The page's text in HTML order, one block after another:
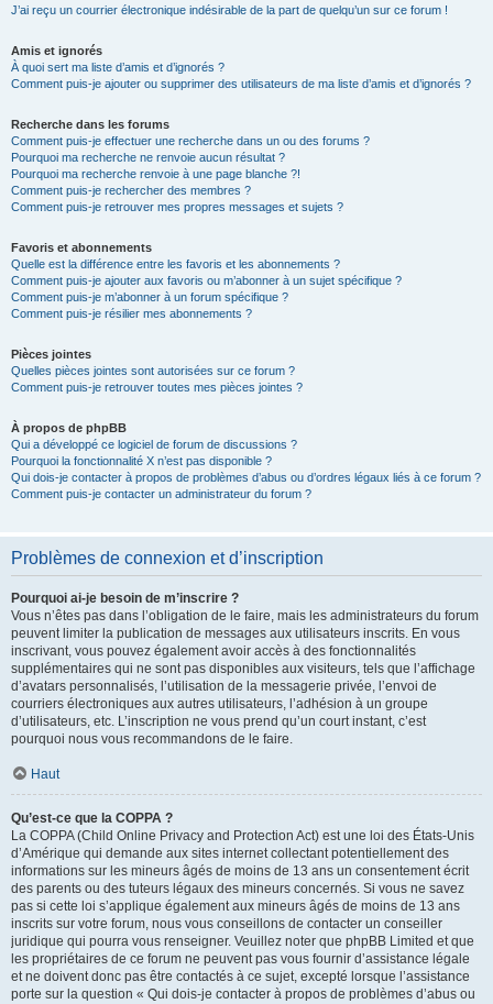
J’ai reçu un courrier électronique indésirable de la part de quelqu’un sur ce forum !
Amis et ignorés
À quoi sert ma liste d’amis et d’ignorés ?
Comment puis-je ajouter ou supprimer des utilisateurs de ma liste d’amis et d’ignorés ?
Recherche dans les forums
Comment puis-je effectuer une recherche dans un ou des forums ?
Pourquoi ma recherche ne renvoie aucun résultat ?
Pourquoi ma recherche renvoie à une page blanche ?!
Comment puis-je rechercher des membres ?
Comment puis-je retrouver mes propres messages et sujets ?
Favoris et abonnements
Quelle est la différence entre les favoris et les abonnements ?
Comment puis-je ajouter aux favoris ou m’abonner à un sujet spécifique ?
Comment puis-je m’abonner à un forum spécifique ?
Comment puis-je résilier mes abonnements ?
Pièces jointes
Quelles pièces jointes sont autorisées sur ce forum ?
Comment puis-je retrouver toutes mes pièces jointes ?
À propos de phpBB
Qui a développé ce logiciel de forum de discussions ?
Pourquoi la fonctionnalité X n’est pas disponible ?
Qui dois-je contacter à propos de problèmes d’abus ou d’ordres légaux liés à ce forum ?
Comment puis-je contacter un administrateur du forum ?
Problèmes de connexion et d’inscription
Pourquoi ai-je besoin de m’inscrire ?
Vous n’êtes pas dans l’obligation de le faire, mais les administrateurs du forum
peuvent limiter la publication de messages aux utilisateurs inscrits. En vous
inscrivant, vous pouvez également avoir accès à des fonctionnalités
supplémentaires qui ne sont pas disponibles aux visiteurs, tels que l’affichage
d’avatars personnalisés, l’utilisation de la messagerie privée, l’envoi de
courriers électroniques aux autres utilisateurs, l’adhésion à un groupe
d’utilisateurs, etc. L’inscription ne vous prend qu’un court instant, c’est
pourquoi nous vous recommandons de le faire.
Haut
Qu’est-ce que la COPPA ?
La COPPA (Child Online Privacy and Protection Act) est une loi des États-Unis
d’Amérique qui demande aux sites internet collectant potentiellement des
informations sur les mineurs âgés de moins de 13 ans un consentement écrit
des parents ou des tuteurs légaux des mineurs concernés. Si vous ne savez
pas si cette loi s’applique également aux mineurs âgés de moins de 13 ans
inscrits sur votre forum, nous vous conseillons de contacter un conseiller
juridique qui pourra vous renseigner. Veuillez noter que phpBB Limited et que
les propriétaires de ce forum ne peuvent pas vous fournir d’assistance légale
et ne doivent donc pas être contactés à ce sujet, excepté lorsque l’assistance
porte sur la question « Qui dois-je contacter à propos de problèmes d’abus ou